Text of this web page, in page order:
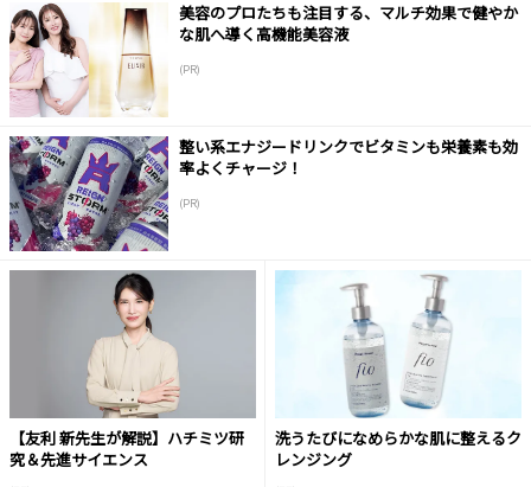
美容のプロたちも注目する、マルチ効果で健やか
な肌へ導く高機能美容液
(PR)
整い系エナジードリンクでビタミンも栄養素も効
率よくチャージ！
(PR)
【友利 新先生が解説】ハチミツ研
究＆先進サイエンス
洗うたびになめらかな肌に整えるク
レンジング